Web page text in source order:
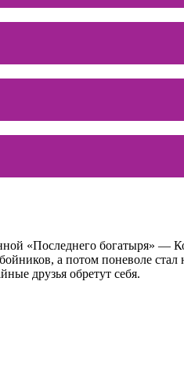
«Последнего богатыря» —
а потом поневоле
друзья обретут себя.